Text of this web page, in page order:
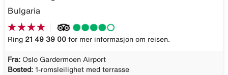
Bulgaria
Ring 21 49 39 00 for mer informasjon om reisen.
Fra: Oslo Gardermoen Airport
Bosted: 1-romsleilighet med terrasse